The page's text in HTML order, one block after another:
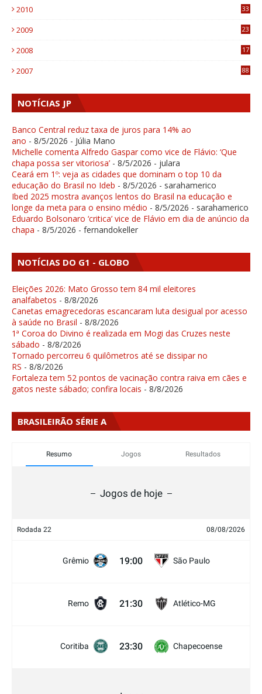
2010
33
2009
23
2008
17
2007 88
NOTÍCIAS JP
Banco Central reduz taxa de juros para 14% ao
ano - 8/5/2026 - Júlia Mano
Michelle comenta Alfredo Gaspar como vice de Flávio: ‘Que
chapa possa ser vitoriosa’ - 8/5/2026 - julara
Ceará em 1º: veja as cidades que dominam o top 10 da
educação do Brasil no Ideb - 8/5/2026 - sarahamerico
Ibed 2025 mostra avanços lentos do Brasil na educação e
longe da meta para o ensino médio - 8/5/2026 - sarahamerico
Eduardo Bolsonaro ‘critica’ vice de Flávio em dia de anúncio da
chapa - 8/5/2026 - fernandokeller
NOTÍCIAS DO G1 - GLOBO
Eleições 2026: Mato Grosso tem 84 mil eleitores
analfabetos - 8/8/2026
Canetas emagrecedoras escancaram luta desigual por acesso
à saúde no Brasil - 8/8/2026
1ª Coroa do Divino é realizada em Mogi das Cruzes neste
sábado - 8/8/2026
Tornado percorreu 6 quilômetros até se dissipar no
RS - 8/8/2026
Fortaleza tem 52 pontos de vacinação contra raiva em cães e
gatos neste sábado; confira locais - 8/8/2026
BRASILEIRÃO SÉRIE A
Resumo Jogos Resultados
Jogos de hoje
Rodada 22 08/08/2026
Grêmio 19:00 São Paulo
Remo 21:30 Atlético-MG
Coritiba 23:30 Chapecoense